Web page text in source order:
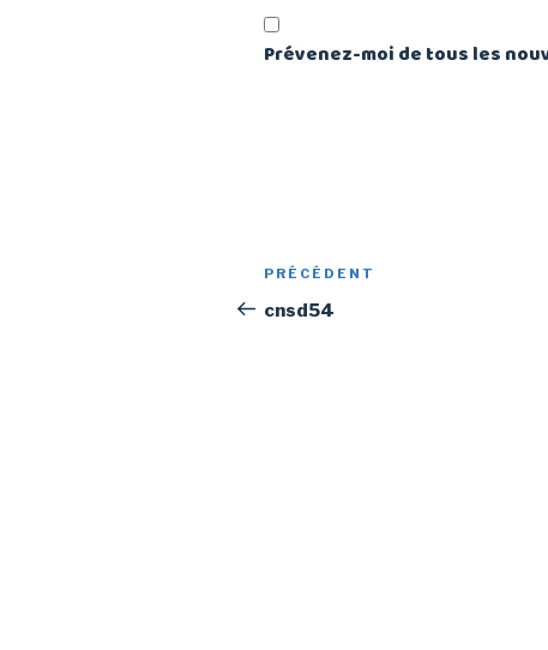
Prévenez-moi de tous les
Navigation
de
Article
précédent
PRÉCÉDENT
cnsd54